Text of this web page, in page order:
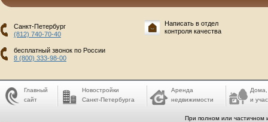
Санкт-Петербург
(812) 740-70-40
бесплатный звонок по России
8 (800) 333-98-00
Написать в отдел
контроля качества
Главный
сайт
Новостройки
Санкт-Петербурга
Аренда
недвижимости
Дома,
и
При полном или частичном